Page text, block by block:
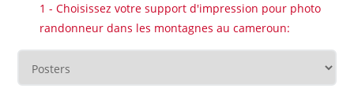
1 - Choisissez votre support d'impression pour photo
randonneur dans les montagnes au cameroun: